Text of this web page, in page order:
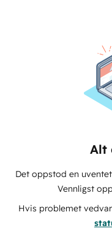
Alt
Det oppstod en
Vennligst
Hvis problemet